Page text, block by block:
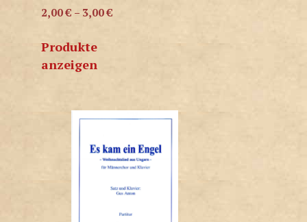
2,00€ – 3,00€
Produkte
anzeigen